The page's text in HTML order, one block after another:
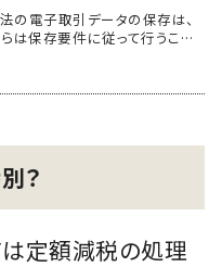
の電子取引データの保存は、
は保存要件に従って行うこ…
？
定額減税の処理